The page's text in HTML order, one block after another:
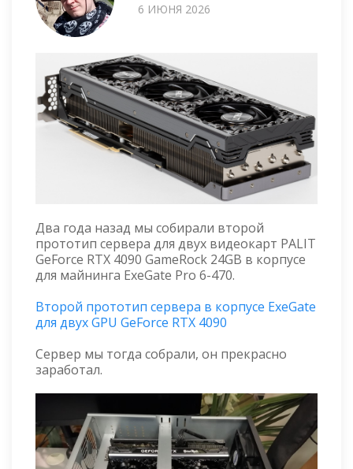
6 ИЮНЯ 2026
Два года назад мы собирали второй
прототип сервера для двух видеокарт PALIT
GeForce RTX 4090 GameRock 24GB в корпусе
для майнинга ExeGate Pro 6-470.
Второй прототип сервера в корпусе ExeGate
для двух GPU GeForce RTX 4090
Сервер мы тогда собрали, он прекрасно
заработал.